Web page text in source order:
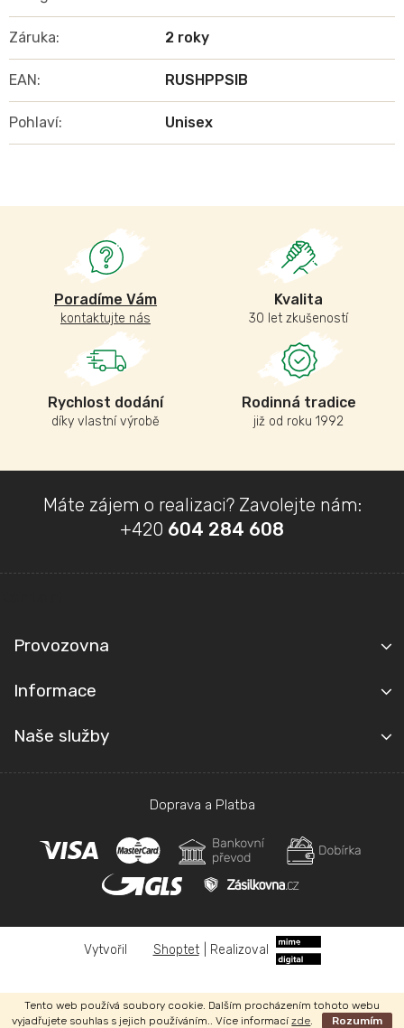
Tento web používá soubory cookie. Dalším procházením tohoto webu
vyjadřujete souhlas s jejich používáním.. Více informacízde Rozumím
Poradíme Vám
kontaktujte nás
Kvalita
30 let zkušeností
Rychlost dodání
díky vlastní výrobě
Rodinná tradice
již od roku 1992
Záruka: 2 roky
EAN: RUSHPPSIB
Pohlaví: Unisex
a
Máte zájem o realizaci? Zavolejte nám:
+420 604 284 608
Provozovna
Informace
Naše služby
Doprava a Platba
Shoptet Realizoval
Copyright 2026 Autoplachty Jelínek. Všechna práva vyhrazena.